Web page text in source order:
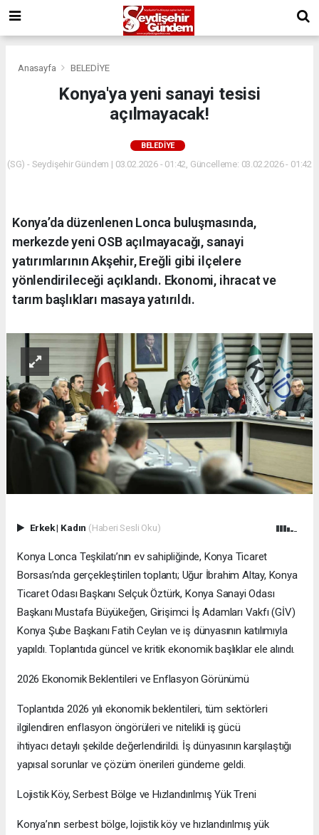
Anasayfa BELEDİYE
Konya'ya yeni sanayi tesisi
açılmayacak!
BELEDİYE
(SG) - Seydişehir Gündem | 03.02.2026 - 01:42, Güncelleme: 03.02.2026 - 01:42
Konya’da düzenlenen Lonca buluşmasında,
merkezde yeni OSB açılmayacağı, sanayi
yatırımlarının Akşehir, Ereğli gibi ilçelere
yönlendirileceği açıklandı. Ekonomi, ihracat ve
tarım başlıkları masaya yatırıldı.
Erkek| Kadın (Haberi Sesli Oku)
Konya Lonca Teşkilatı’nın ev sahipliğinde, Konya Ticaret
Borsası’nda gerçekleştirilen toplantı; Uğur İbrahim Altay, Konya
Ticaret Odası Başkanı Selçuk Öztürk, Konya Sanayi Odası
Başkanı Mustafa Büyükeğen, Girişimci İş Adamları Vakfı (GİV)
Konya Şube Başkanı Fatih Ceylan ve iş dünyasının katılımıyla
yapıldı. Toplantıda güncel ve kritik ekonomik başlıklar ele alındı.
2026 Ekonomik Beklentileri ve Enflasyon Görünümü
Toplantıda 2026 yılı ekonomik beklentileri, tüm sektörleri
ilgilendiren enflasyon öngörüleri ve nitelikli iş gücü
ihtiyacı detaylı şekilde değerlendirildi. İş dünyasının karşılaştığı
yapısal sorunlar ve çözüm önerileri gündeme geldi.
Lojistik Köy, Serbest Bölge ve Hızlandırılmış Yük Treni
Konya’nın serbest bölge, lojistik köy ve hızlandırılmış yük